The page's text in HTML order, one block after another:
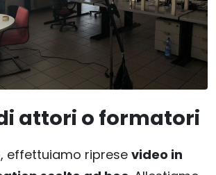
attori o formatori
effettuiamo riprese video in